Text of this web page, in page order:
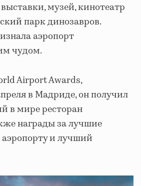
музей, кинотеатр
парк динозавров.
аэропорт
чудом.
Airport Awards,
в Мадриде, он получил
в мире ресторан
награды за лучшие
и лучший